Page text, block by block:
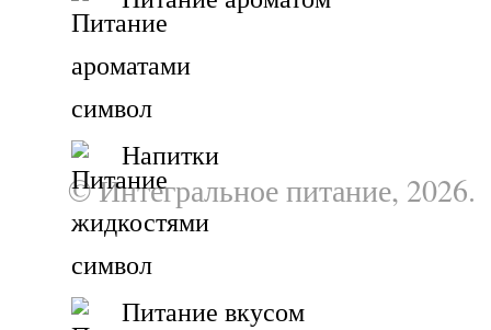
Напитки
Питание вкусом
© Интегральное питание, 2026.